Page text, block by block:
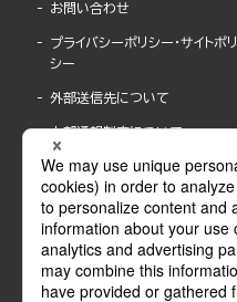
お問い合わせ
プライバシーポリシー・サイトポリ
シー
外部送信先について
内部通報制度について